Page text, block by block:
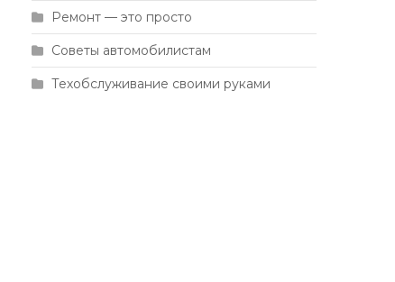
Ремонт — это просто
Советы автомобилистам
Техобслуживание своими руками